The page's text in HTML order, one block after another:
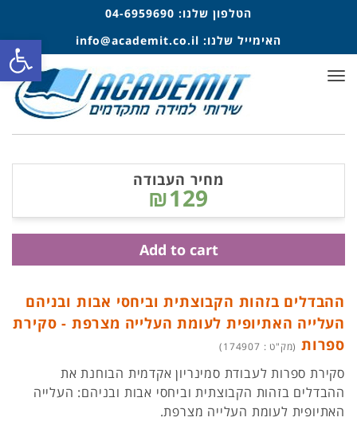
הטלפון שלנו: 04-6959690
האימייל שלנו: info@academit.co.il
תפריט
ההבדלים בזהות הקבוצתית וביחסי אבות ובניהם
העלייה האתיופית לעומת העלייה מצרפת - סקירת
ספרות (מק"ט : 174907)
סקירת ספרות לעבודת סמינריון אקדמית הבוחנת את
ההבדלים בזהות הקבוצתית וביחסי אבות ובניהם: העלייה
האתיופית לעומת העלייה מצרפת.
מחיר העבודה
₪129
Add to cart
פתח